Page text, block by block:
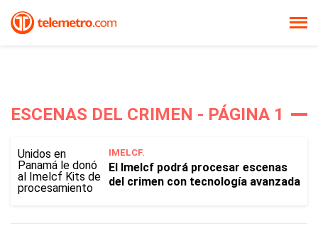
ESCENAS DEL CRIMEN - PÁGINA 1
IMELCF.
El Imelcf podrá procesar escenas
del crimen con tecnología avanzada